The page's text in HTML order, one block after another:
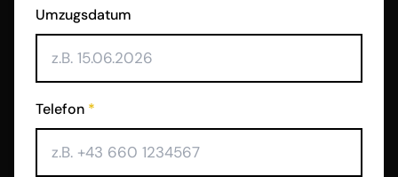
Umzugsdatum
Telefon *